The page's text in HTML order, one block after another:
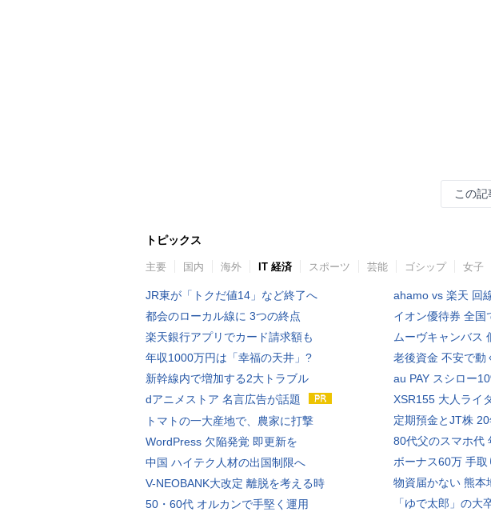
この
トピックス
主要 国内 海外 IT 経済 スポーツ 芸能 ゴシップ 女子
JR東が「トクだ値14」など終了へ
都会のローカル線に 3つの終点
楽天銀行アプリでカード請求額も
年収1000万円は「幸福の天井」?
新幹線内で増加する2大トラブル
dアニメストア 名言広告が話題
トマトの一大産地で、農家に打撃
WordPress 欠陥発覚 即更新を
中国 ハイテク人材の出国制限へ
V-NEOBANK大改定 離脱を考える時
50・60代 オルカンで手堅く運用
ahamo vs 楽天 回
イオン優待券 全国
ムーヴキャンバス
老後資金 不安で動
au PAY スシロー
XSR155 大人ライ
定期預金とJT株
80代父のスマホ代
ボーナス60万 手取
物資届かない 熊本
「ゆで太郎」の大